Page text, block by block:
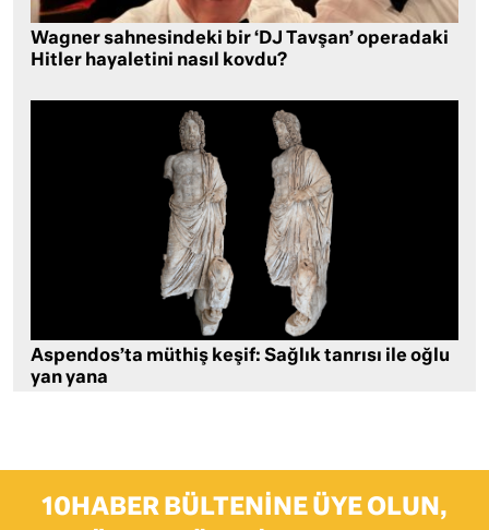
Wagner sahnesindeki bir ‘DJ Tavşan’ operadaki
Hitler hayaletini nasıl kovdu?
Aspendos’ta müthiş keşif: Sağlık tanrısı ile oğlu
yan yana
10HABER BÜLTENINE ÜYE OLUN,